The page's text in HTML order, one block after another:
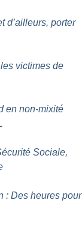
d’ailleurs, porter
victimes de
en non-mixité
Sociale,
: Des heures pour